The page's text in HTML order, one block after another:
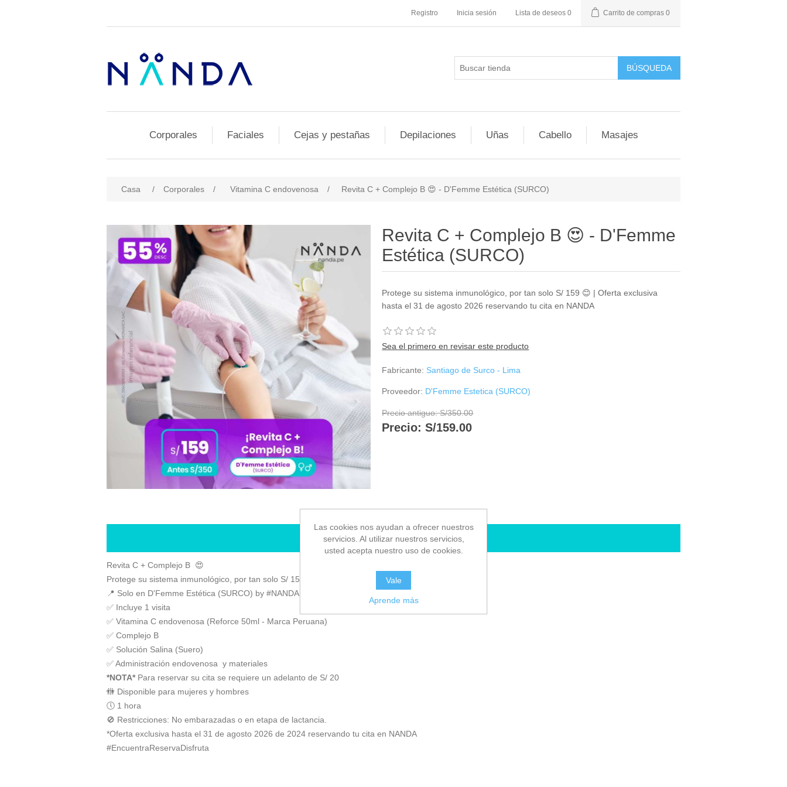
Registro Inicia sesión Lista de deseos 0 Carrito de compras 0
BÚSQUEDA
Corporales Faciales Cejas y pestañas Depilaciones Uñas Cabello Masajes
Casa / Corporales / Vitamina C endovenosa / Revita C + Complejo B 😍 - D'Femme Estética (SURCO)
Revita C + Complejo B 😍 - D'Femme
Estética (SURCO)
Protege su sistema inmunológico, por tan solo S/ 159 😊 | Oferta exclusiva
hasta el 31 de agosto 2026 reservando tu cita en NANDA
Sea el primero en revisar este producto
Fabricante: Santiago de Surco - Lima
Proveedor: D'Femme Estetica (SURCO)
Precio antiguo: S/350.00
Precio: S/159.00
RESERVAR CITA
Revita C + Complejo B 😍
Protege su sistema inmunológico, por tan solo S/ 159 😊
📍 Solo en D'Femme Estética (SURCO) by #NANDA -
✅ Incluye 1 visita
✅ Vitamina C endovenosa (Reforce 50ml - Marca Peruana)
✅ Complejo B
✅ Solución Salina (Suero)
✅ Administración endovenosa y materiales
*NOTA* Para reservar su cita se requiere un adelanto de S/ 20
🚻 Disponible para mujeres y hombres
🕔 1 hora
🚫 Restricciones: No embarazadas o en etapa de lactancia.
*Oferta exclusiva hasta el 31 de agosto 2026 de 2024 reservando tu cita en NANDA
#EncuentraReservaDisfruta
Las cookies nos ayudan a ofrecer nuestros
servicios. Al utilizar nuestros servicios,
usted acepta nuestro uso de cookies.
Vale
Aprende más